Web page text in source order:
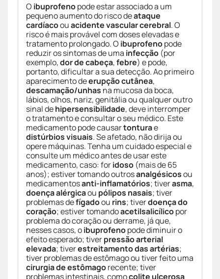
O ibuprofenopode estar associado a um
pequeno aumento do risco deataque
cardíacoouacidente vascular cerebral. O
risco é mais provável com doses elevadas e
tratamento prolongado. O ibuprofenopode
reduzir os sintomas de uma infecção (por
exemplo,dor de cabeça,febre) e pode,
portanto, dificultar a sua detecção. Ao primeiro
aparecimento deerupção cutânea,
descamação/unhas na mucosa da boca,
lábios, olhos, nariz, genitália ou qualquer outro
sinal dehipersensibilidade, deve interromper
o tratamento e consultar o seu médico. Este
medicamento pode causartonturae
distúrbios visuais. Se afetado, não dirija ou
opere máquinas. Tenha um cuidado especial e
consulte um médico antes de usar este
medicamento, caso: foridoso (mais de 65
anos); estiver tomando outrosanalgésicosou
medicamentosanti-inflamatórios; tiverasma,
doença alérgicaou pólipos nasais; tiver
problemas defígadoou rins; tiverdoença do
coração; estiver tomandoacetilsalicílicopor
problema do coração ou derrame, já que,
nesses casos, oibuprofenopode diminuir o
efeito esperado; tiverpressão arterial
elevada; tiverestreitamento das artérias;
tiver problemas de estômago ou tiver feito uma
cirurgia de estômagorecente; tiver
problemas intestinais, comocolite ulcerosa